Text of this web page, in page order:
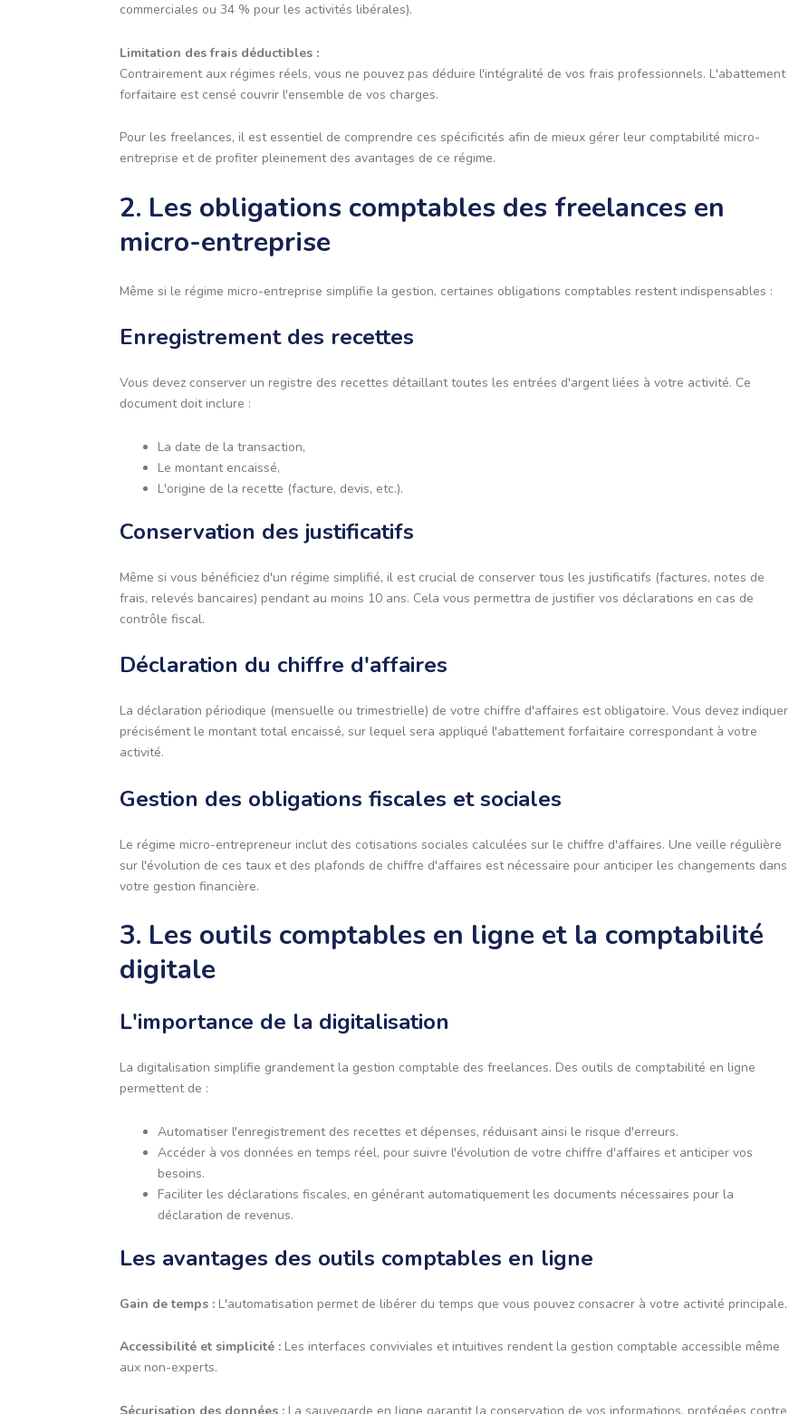
commerciales ou 34 % pour les activités libérales).
Limitation des frais déductibles :
Contrairement aux régimes réels, vous ne pouvez pas déduire l'intégralité de vos frais professionnels. L'abattement
forfaitaire est censé couvrir l'ensemble de vos charges.
Pour les freelances, il est essentiel de comprendre ces spécificités afin de mieux gérer leur comptabilité micro-
entreprise et de profiter pleinement des avantages de ce régime.
2. Les obligations comptables des freelances en
micro-entreprise
Même si le régime micro-entreprise simplifie la gestion, certaines obligations comptables restent indispensables :
Enregistrement des recettes
Vous devez conserver un registre des recettes détaillant toutes les entrées d'argent liées à votre activité. Ce
document doit inclure :
La date de la transaction,
Le montant encaissé,
L'origine de la recette (facture, devis, etc.).
Conservation des justificatifs
Même si vous bénéficiez d'un régime simplifié, il est crucial de conserver tous les justificatifs (factures, notes de
frais, relevés bancaires) pendant au moins 10 ans. Cela vous permettra de justifier vos déclarations en cas de
contrôle fiscal.
Déclaration du chiffre d'affaires
La déclaration périodique (mensuelle ou trimestrielle) de votre chiffre d'affaires est obligatoire. Vous devez indiquer
précisément le montant total encaissé, sur lequel sera appliqué l'abattement forfaitaire correspondant à votre
activité.
Gestion des obligations fiscales et sociales
Le régime micro-entrepreneur inclut des cotisations sociales calculées sur le chiffre d'affaires. Une veille régulière
sur l'évolution de ces taux et des plafonds de chiffre d'affaires est nécessaire pour anticiper les changements dans
votre gestion financière.
3. Les outils comptables en ligne et la comptabilité
digitale
L'importance de la digitalisation
La digitalisation simplifie grandement la gestion comptable des freelances. Des outils de comptabilité en ligne
permettent de :
Automatiser l'enregistrement des recettes et dépenses, réduisant ainsi le risque d'erreurs.
Accéder à vos données en temps réel, pour suivre l'évolution de votre chiffre d'affaires et anticiper vos
besoins.
Faciliter les déclarations fiscales, en générant automatiquement les documents nécessaires pour la
déclaration de revenus.
Les avantages des outils comptables en ligne
Gain de temps : L'automatisation permet de libérer du temps que vous pouvez consacrer à votre activité principale.
Accessibilité et simplicité : Les interfaces conviviales et intuitives rendent la gestion comptable accessible même
aux non-experts.
Sécurisation des données : La sauvegarde en ligne garantit la conservation de vos informations, protégées contre